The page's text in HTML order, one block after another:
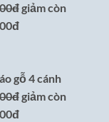
giảm còn
gỗ 4 cánh
giảm còn